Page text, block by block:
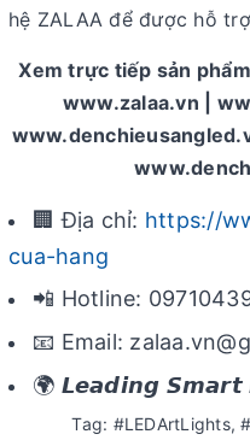
hệ ZALAA để được hỗ
Xem trực tiếp sản
www.zalaa.vn |
🏢 Địa chỉ: https://
cua-hang
📲 Hotline:
📧 Email:
🌍 𝙇𝙚𝙖𝙙𝙞𝙣𝙜 𝙎𝙢𝙖𝙧𝙩
Tag: #LEDArtLights,